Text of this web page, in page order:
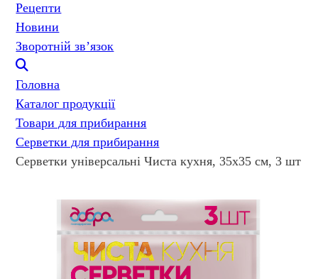
Рецепти
Новини
Зворотній зв’язок
Головна
Каталог продукції
Товари для прибирання
Серветки для прибирання
Серветки універсальні Чиста кухня, 35х35 см, 3 шт